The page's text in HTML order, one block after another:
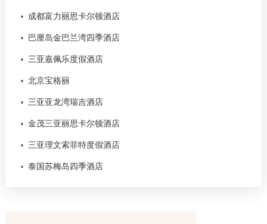
成都富力丽思卡尔顿酒店
巴厘岛金巴兰湾四季酒店
三亚嘉佩乐度假酒店
北京宝格丽
三亚亚龙湾瑞吉酒店
金茂三亚丽思卡尔顿酒店
三亚理文索菲特度假酒店
泰国苏梅岛四季酒店